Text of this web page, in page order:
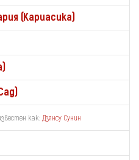
(Кариасика)
как:Дзянсу Сунин